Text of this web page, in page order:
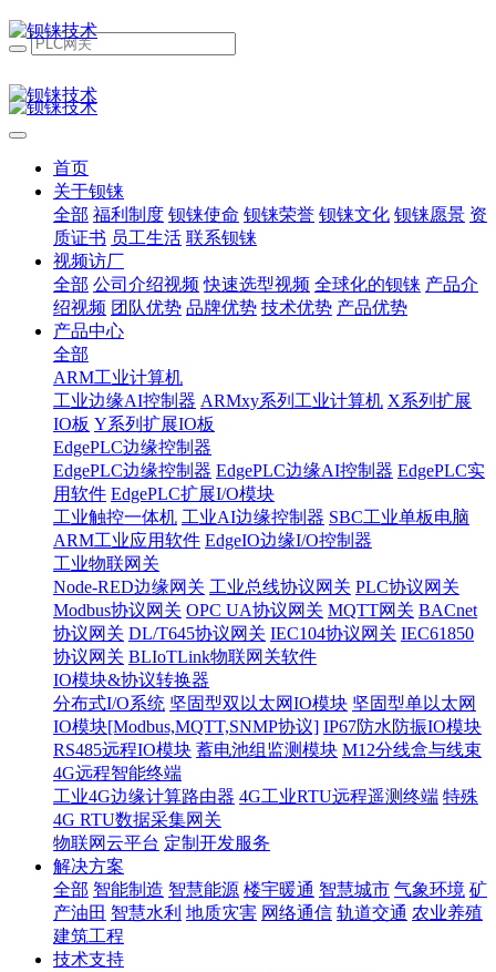
首页
关于钡铼
全部 福利制度 钡铼使命 钡铼荣誉 钡铼文化 钡铼愿景 资
质证书 员工生活 联系钡铼
视频访厂
全部 公司介绍视频 快速选型视频 全球化的钡铼 产品介
绍视频 团队优势 品牌优势 技术优势 产品优势
产品中心
全部
ARM工业计算机
工业边缘AI控制器 ARMxy系列工业计算机 X系列扩展
IO板 Y系列扩展IO板
EdgePLC边缘控制器
EdgePLC边缘控制器 EdgePLC边缘AI控制器 EdgePLC实
用软件 EdgePLC扩展I/O模块
工业触控一体机 工业AI边缘控制器 SBC工业单板电脑
ARM工业应用软件 EdgeIO边缘I/O控制器
工业物联网关
Node-RED边缘网关 工业总线协议网关 PLC协议网关
Modbus协议网关 OPC UA协议网关 MQTT网关 BACnet
协议网关 DL/T645协议网关 IEC104协议网关 IEC61850
协议网关 BLIoTLink物联网关软件
IO模块&协议转换器
分布式I/O系统 坚固型双以太网IO模块 坚固型单以太网
IO模块[Modbus,MQTT,SNMP协议] IP67防水防振IO模块
RS485远程IO模块 蓄电池组监测模块 M12分线盒与线束
4G远程智能终端
工业4G边缘计算路由器 4G工业RTU远程遥测终端 特殊
4G RTU数据采集网关
物联网云平台 定制开发服务
解决方案
全部 智能制造 智慧能源 楼宇暖通 智慧城市 气象环境 矿
产油田 智慧水利 地质灾害 网络通信 轨道交通 农业养殖
建筑工程
技术支持